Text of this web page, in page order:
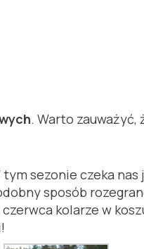
. Warto zauważyć,
sezonie czeka nas
sposób
kolarze w